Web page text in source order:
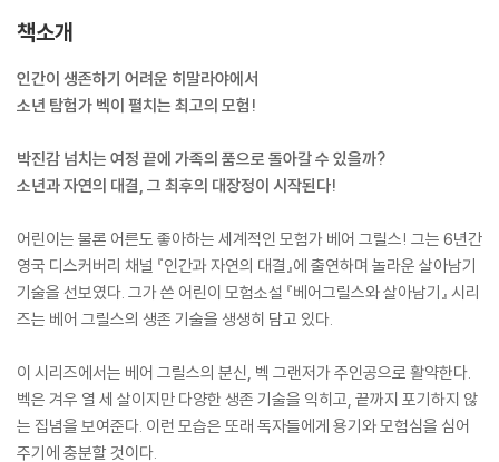
책소개
인간이 생존하기 어려운 히말라야에서
소년 탐험가 벡이 펼치는 최고의 모험!
박진감 넘치는 여정 끝에 가족의 품으로 돌아갈 수 있을까?
소년과 자연의 대결, 그 최후의 대장정이 시작된다!
어린이는 물론 어른도 좋아하는 세계적인 모험가 베어 그릴스! 그는 6년간
영국 디스커버리 채널 『인간과 자연의 대결』에 출연하며 놀라운 살아남기
기술을 선보였다. 그가 쓴 어린이 모험소설 『베어그릴스와 살아남기』 시리
즈는 베어 그릴스의 생존 기술을 생생히 담고 있다.
이 시리즈에서는 베어 그릴스의 분신, 벡 그랜저가 주인공으로 활약한다.
벡은 겨우 열 세 살이지만 다양한 생존 기술을 익히고, 끝까지 포기하지 않
는 집념을 보여준다. 이런 모습은 또래 독자들에게 용기와 모험심을 심어
주기에 충분할 것이다.